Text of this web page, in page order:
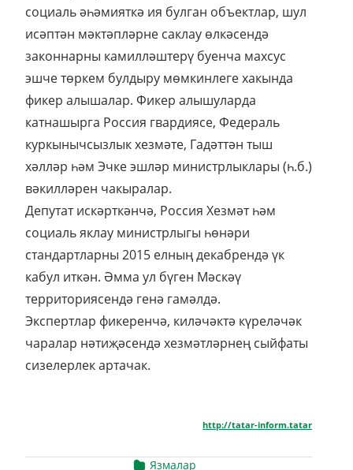
социаль әһәмияткә ия булган объектлар, шул
исәптән мәктәпләрне саклау өлкәсендә
законнарны камилләштерү буенча махсус
эшче төркем булдыру мөмкинлеге хакында
фикер алышалар. Фикер алышуларда
катнашырга Россия гвардиясе, Федераль
куркынычсызлык хезмәте, Гадәттән тыш
хәлләр һәм Эчке эшләр министрлыклары (һ.б.)
вәкилләрен чакыралар.
Депутат искәрткәнчә, Россия Хезмәт һәм
социаль яклау министрлыгы һөнәри
стандартларны 2015 елның декабрендә үк
кабул иткән. Әмма ул бүген Мәскәү
территориясендә генә гамәлдә.
Экспертлар фикеренчә, киләчәктә күреләчәк
чаралар нәтиҗәсендә хезмәтләрнең сыйфаты
сизелерлек артачак.
http://tatar-inform.tatar
Язмалар